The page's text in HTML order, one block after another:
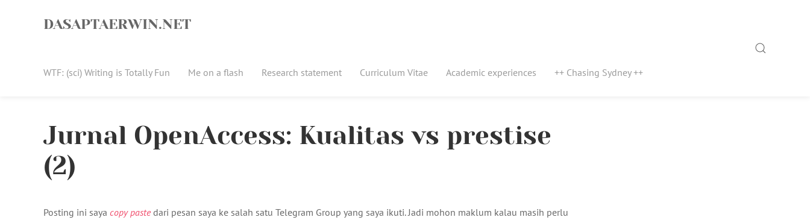
DASAPTAERWIN.NET
WTF: (sci) Writing is Totally Fun Me on a flash Research statement Curriculum Vitae Academic experiences ++ Chasing Sydney ++
Search
Jurnal OpenAccess: Kualitas vs prestise
(2)
Posting ini saya copy pastedari pesan saya ke salah satu Telegram Group yang saya ikuti. Jadi mohon maklum kalau masih perlu